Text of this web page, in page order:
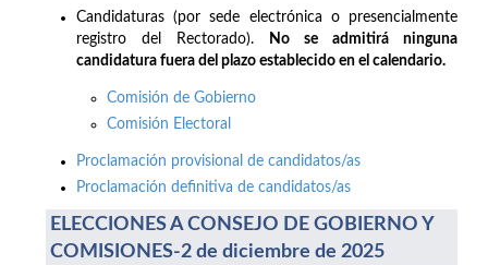
Candidaturas (por sede electrónica o presencialmente
registro del Rectorado).
No se admitirá ninguna
candidatura fuera del plazo establecido en el calendario.
Comisión de Gobierno
Comisión Electoral
Proclamación provisional de candidatos/as
Proclamación definitiva de candidatos/as
ELECCIONES A CONSEJO DE GOBIERNO Y
COMISIONES-2 de diciembre de 2025